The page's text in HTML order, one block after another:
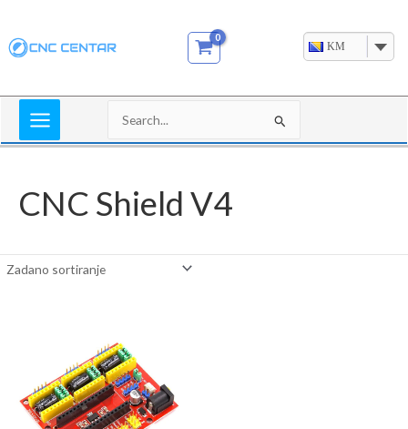
content
KM
Search
for:
CNC Shield V4